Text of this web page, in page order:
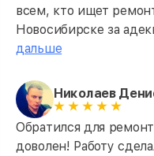
всем, кто ищет
Новосибирске за
дальше
Николаев
Обратился для
доволен! Работу